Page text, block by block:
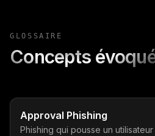
GLOSSAIRE
Concepts
Approval Phishing
Phishing qui pousse un